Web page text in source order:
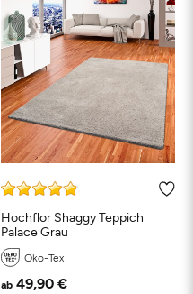
Hochflor Shaggy Teppich
Palace Grau
Öko-Tex
ab 49,90 €